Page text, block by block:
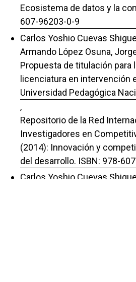
Ecosistema de datos y la
607-96203-0-9
Carlos Yoshio Cuevas
Armando López Osuna,
Propuesta de titulación para
licenciatura en intervención
Universidad Pedagógica
,
Repositorio de la Red
Investigadores en
(2014): Innovación y
del desarrollo. ISBN: 978-
Carlos Yoshio Cuevas